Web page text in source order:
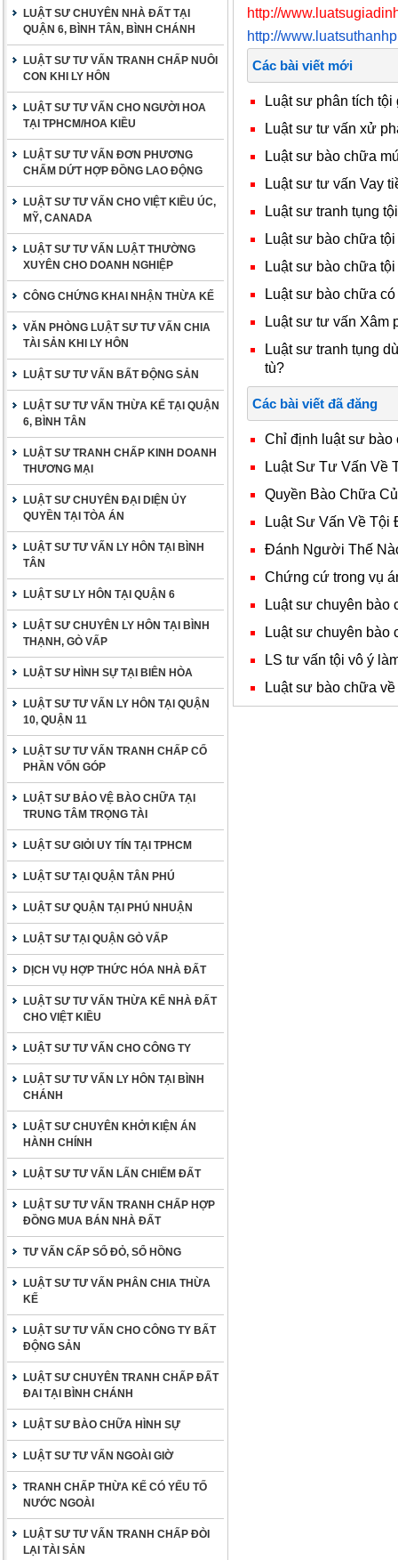
LUẬT SƯ CHUYÊN NHÀ ĐẤT TẠI
QUẬN 6, BÌNH TÂN, BÌNH CHÁNH
LUẬT SƯ TƯ VẤN TRANH CHẤP NUÔI
CON KHI LY HÔN
LUẬT SƯ TƯ VẤN CHO NGƯỜI HOA
TẠI TPHCM/HOA KIỀU
LUẬT SƯ TƯ VẤN ĐƠN PHƯƠNG
CHẤM DỨT HỢP ĐỒNG LAO ĐỘNG
LUẬT SƯ TƯ VẤN CHO VIỆT KIỀU ÚC,
MỸ, CANADA
LUẬT SƯ TƯ VẤN LUẬT THƯỜNG
XUYÊN CHO DOANH NGHIỆP
CÔNG CHỨNG KHAI NHẬN THỪA KẾ
VĂN PHÒNG LUẬT SƯ TƯ VẤN CHIA
TÀI SẢN KHI LY HÔN
LUẬT SƯ TƯ VẤN BẤT ĐỘNG SẢN
LUẬT SƯ TƯ VẤN THỪA KẾ TẠI QUẬN
6, BÌNH TÂN
LUẬT SƯ TRANH CHẤP KINH DOANH
THƯƠNG MẠI
LUẬT SƯ CHUYÊN ĐẠI DIỆN ỦY
QUYỀN TẠI TÒA ÁN
LUẬT SƯ TƯ VẤN LY HÔN TẠI BÌNH
TÂN
LUẬT SƯ LY HÔN TẠI QUẬN 6
LUẬT SƯ CHUYÊN LY HÔN TẠI BÌNH
THẠNH, GÒ VẤP
LUẬT SƯ HÌNH SỰ TẠI BIÊN HÒA
LUẬT SƯ TƯ VẤN LY HÔN TẠI QUẬN
10, QUẬN 11
LUẬT SƯ TƯ VẤN TRANH CHẤP CỐ
PHẦN VỐN GÓP
LUẬT SƯ BẢO VỆ BÀO CHỮA TẠI
TRUNG TÂM TRỌNG TÀI
LUẬT SƯ GIỎI UY TÍN TẠI TPHCM
LUẬT SƯ TẠI QUẬN TÂN PHÚ
LUẬT SƯ QUẬN TẠI PHÚ NHUẬN
LUẬT SƯ TẠI QUẬN GÒ VẤP
DỊCH VỤ HỢP THỨC HÓA NHÀ ĐẤT
LUẬT SƯ TƯ VẤN THỪA KẾ NHÀ ĐẤT
CHO VIỆT KIỀU
LUẬT SƯ TƯ VẤN CHO CÔNG TY
LUẬT SƯ TƯ VẤN LY HÔN TẠI BÌNH
CHÁNH
LUẬT SƯ CHUYÊN KHỞI KIỆN ÁN
HÀNH CHÍNH
LUẬT SƯ TƯ VẤN LẤN CHIẾM ĐẤT
LUẬT SƯ TƯ VẤN TRANH CHẤP HỢP
ĐỒNG MUA BÁN NHÀ ĐẤT
TƯ VẤN CẤP SỔ ĐỎ, SỔ HỒNG
LUẬT SƯ TƯ VẤN PHÂN CHIA THỪA
KẾ
LUẬT SƯ TƯ VẤN CHO CÔNG TY BẤT
ĐỘNG SẢN
LUẬT SƯ CHUYÊN TRANH CHẤP ĐẤT
ĐAI TẠI BÌNH CHÁNH
LUẬT SƯ BÀO CHỮA HÌNH SỰ
LUẬT SƯ TƯ VẤN NGOÀI GIỜ
TRANH CHẤP THỪA KẾ CÓ YẾU TỐ
NƯỚC NGOÀI
LUẬT SƯ TƯ VẤN TRANH CHẤP ĐÒI
LẠI TÀI SẢN
http://
http://
Các bài viết mới
Luật sư phân tích
Luật sư tư vấn xử
Luật sư bào chữa
Luật sư tư vấn Vay
Luật sư tranh tụng
Luật sư bào chữa
Luật sư bào chữa
Luật sư bào chữa
Luật sư tư vấn Xâm
Luật sư tranh tụng
tù?
Các bài viết đã đăng
Chỉ định luật sư bào
Luật Sư Tư Vấn Về
Quyền Bào Chữa
Luật Sư Vấn Về Tội
Đánh Người Thế
Chứng cứ trong vụ
Luật sư chuyên bào
Luật sư chuyên bào
LS tư vấn tội vô ý
Luật sư bào chữa